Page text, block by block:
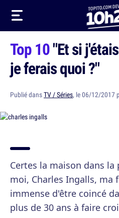
Top 10"Et si
je ferais quoi ?"
Publié dansTV / Séries, le 06/12/2017
Certes la maison dans
moi, Charles Ingalls, ma
immense d'être coincé
plus de 30 ans à faire